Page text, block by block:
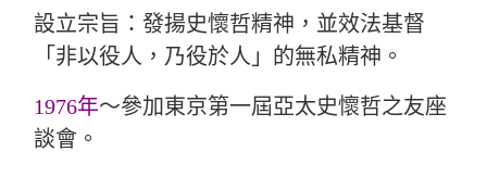
設立宗旨：發揚史懷哲精神，並效法基督
「非以役人，乃役於人」的無私精神。
1976年～參加東京第一屆亞太史懷哲之友座
談會。